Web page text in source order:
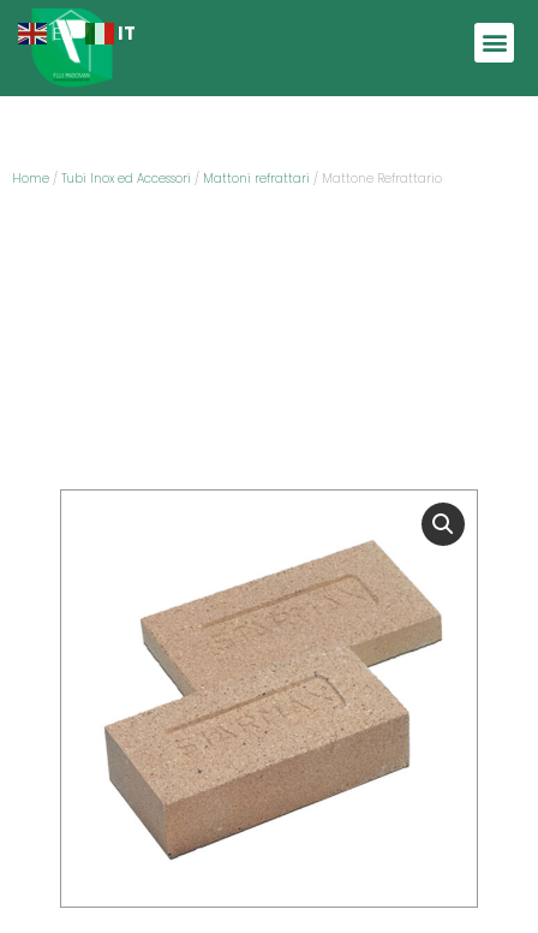
Home / Tubi Inox ed Accessori / Mattoni refrattari / Mattone Refrattario
EN IT